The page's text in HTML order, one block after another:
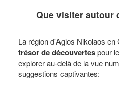
Que visiter autour
La région d'Agios Nikolaos
trésor de découvertespour
explorer au-delà de la vue
suggestions captivantes: